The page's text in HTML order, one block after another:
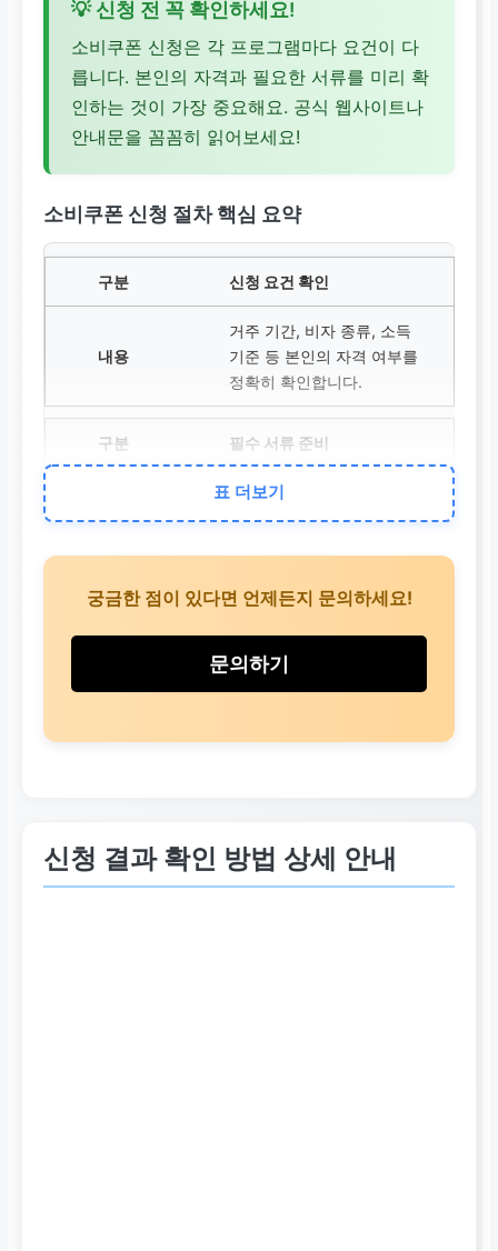
💡 신청 전 꼭 확인하세요!
소비쿠폰 신청은 각 프로그램마다 요건이 다
릅니다. 본인의 자격과 필요한 서류를 미리 확
인하는 것이 가장 중요해요. 공식 웹사이트나
안내문을 꼼꼼히 읽어보세요!
소비쿠폰 신청 절차 핵심 요약
신청 요건 확인
거주 기간, 비자 종류, 소득
기준 등 본인의 자격 여부를
정확히 확인합니다.
필수 서류 준비
여권, 외국인등록증, 소득 증
명서 등 각 쿠폰 프로그램에
온라인 포털, 방문 접수, 우편
신청 번호를 반드시 기록하
고 보관합니다.
표 더보기
궁금한 점이 있다면 언제든지 문의하세요!
문의하기
신청 결과 확인 방법 상세 안내